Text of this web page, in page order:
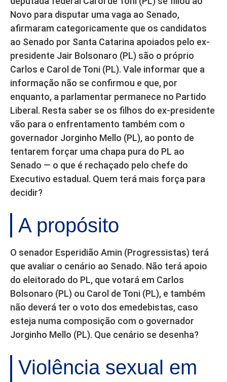
Novo para disputar uma vaga ao Senado,
afirmaram categoricamente que os candidatos
ao Senado por Santa Catarina apoiados pelo ex-
presidente Jair Bolsonaro (PL) são o próprio
Carlos e Carol de Toni (PL). Vale informar que a
informação não se confirmou e que, por
enquanto, a parlamentar permanece no Partido
Liberal. Resta saber se os filhos do ex-presidente
vão para o enfrentamento também com o
governador Jorginho Mello (PL), ao ponto de
tentarem forçar uma chapa pura do PL ao
Senado — o que é rechaçado pelo chefe do
Executivo estadual. Quem terá mais força para
decidir?
A propósito
O senador Esperidião Amin (Progressistas) terá
que avaliar o cenário ao Senado. Não terá apoio
do eleitorado do PL, que votará em Carlos
Bolsonaro (PL) ou Carol de Toni (PL), e também
não deverá ter o voto dos emedebistas, caso
esteja numa composição com o governador
Jorginho Mello (PL). Que cenário se desenha?
Violência sexual em